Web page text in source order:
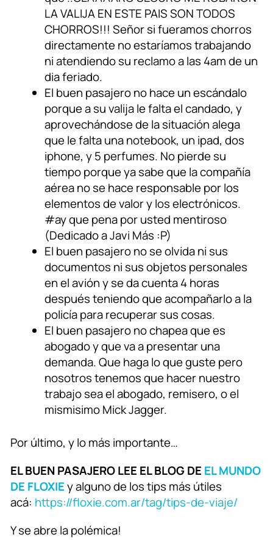
LA VALIJA EN ESTE PAIS SON TODOS
CHORROS!!! Señor si fueramos chorros
directamente no estaríamos trabajando
ni atendiendo su reclamo a las 4am de un
dia feriado.
El buen pasajero no hace un escándalo
porque a su valija le falta el candado, y
aprovechándose de la situación alega
que le falta una notebook, un ipad, dos
iphone, y 5 perfumes. No pierde su
tiempo porque ya sabe que la compañía
aérea no se hace responsable por los
elementos de valor y los electrónicos.
#ay que pena por usted mentiroso
(Dedicado a Javi Más :P)
El buen pasajero no se olvida ni sus
documentos ni sus objetos personales
en el avión y se da cuenta 4 horas
después teniendo que acompañarlo a la
policía para recuperar sus cosas.
El buen pasajero no chapea que es
abogado y que va a presentar una
demanda. Que haga lo que guste pero
nosotros tenemos que hacer nuestro
trabajo sea el abogado, remisero, o el
mismisimo Mick Jagger.
Por último, y lo más importante…
EL BUEN PASAJERO LEE EL BLOG DE EL MUNDO
DE FLOXIEy alguno de los tips más útiles
acá: https://floxie.com.ar/tag/tips-de-viaje/
Y se abre la polémica!